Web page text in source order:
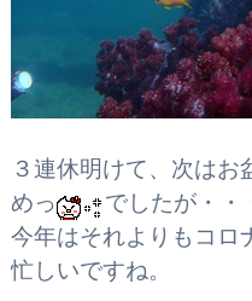
３連休明けて、次はお
めっ
でしたが・・
今年はそれよりもコロ
忙しいですね。